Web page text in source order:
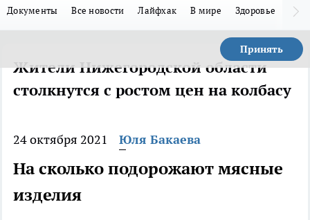
Документы Все новости Лайфхак В мире Здоровье
Принять
Жители Нижегородской области
столкнутся с ростом цен на колбасу
24 октября 2021 Юля Бакаева
На сколько подорожают мясные
изделия